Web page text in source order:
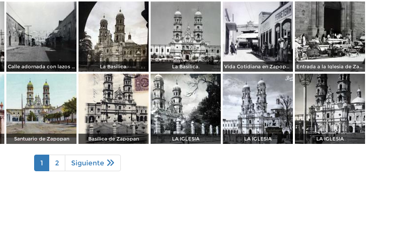
Calle adornada con lazos de papel multicolor Zapopan Jalisco 1939. La Basilica. La Basilica. Vida Cotidiana en Zapopan Jalisco. Entrada a la Iglesia de Zapopan Jalisco Jalisco.
Santuario de Zapopan Basílica de Zapopan LA IGLESIA LA IGLESIA LA IGLESIA
1 2 Siguiente